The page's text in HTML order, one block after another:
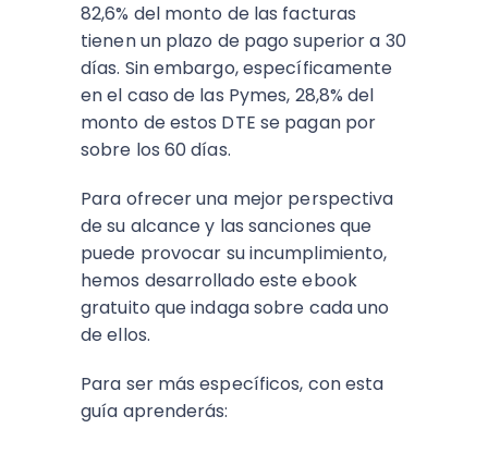
82,6% del monto de las facturas
tienen un plazo de pago superior a 30
días. Sin embargo, específicamente
en el caso de las Pymes, 28,8% del
monto de estos DTE se pagan por
sobre los 60 días.
Para ofrecer una mejor perspectiva
de su alcance y las sanciones que
puede provocar su incumplimiento,
hemos desarrollado este ebook
gratuito que indaga sobre cada uno
de ellos.
Para ser más específicos, con esta
guía aprenderás: